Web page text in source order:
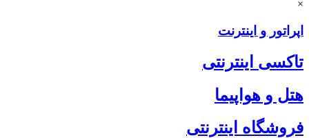
×
اپراتور و اینترنت
تاکسی اینترنتی
هتل و هواپیما
فروشگاه اینترنتی